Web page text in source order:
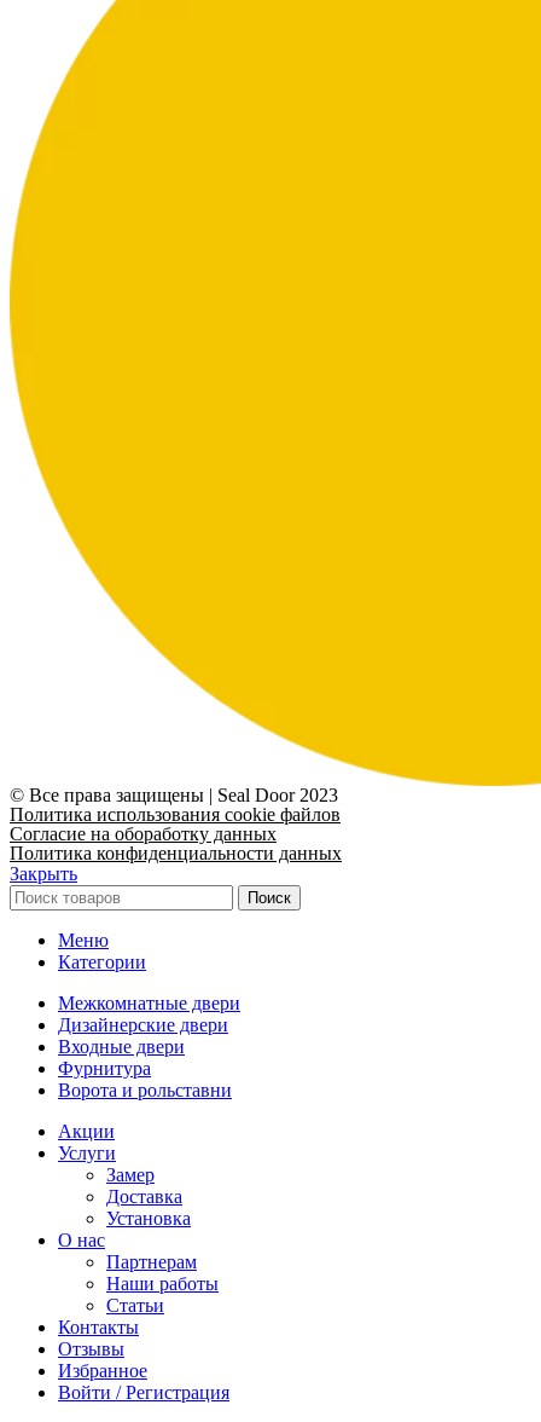
© Все права защищены | Seal Door 2023
Политика использования cookie файлов
Согласие на обоработку данных
Политика конфиденциальности данных
Закрыть
Поиск
Меню
Категории
Межкомнатные двери
Дизайнерские двери
Входные двери
Фурнитура
Ворота и рольставни
Акции
Услуги
Замер
Доставка
Установка
О нас
Партнерам
Наши работы
Статьи
Контакты
Отзывы
Избранное
Войти / Регистрация